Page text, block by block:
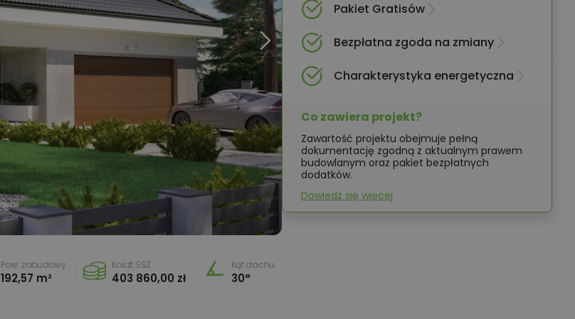
Pow. zabudowy
192,57 m²
Koszt SSZ
403 860,00 zł
Kąt dachu
30°
Pakiet Gratisów
Bezpłatna zgoda na zmiany
Charakterystyka energetyczna
Co zawiera projekt?
Zawartość projektu obejmuje pełną
dokumentację zgodną z aktualnym prawem
budowlanym oraz pakiet bezpłatnych
dodatków.
Dowiedz się więcej